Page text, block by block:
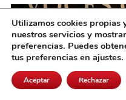
Utilizamos cookies propias
nuestros servicios y
preferencias. Puedes
tus preferencias en ajustes.
Aceptar Rechazar